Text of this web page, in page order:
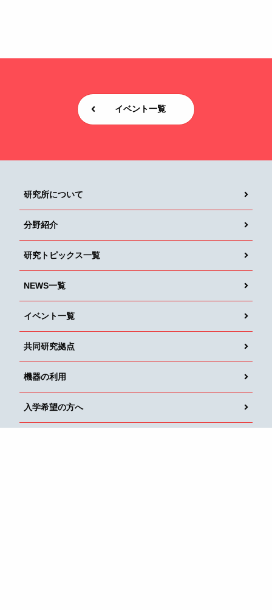
イベント一覧
研究所について
分野紹介
研究トピックス一覧
NEWS一覧
イベント一覧
共同研究拠点
機器の利用
入学希望の方へ